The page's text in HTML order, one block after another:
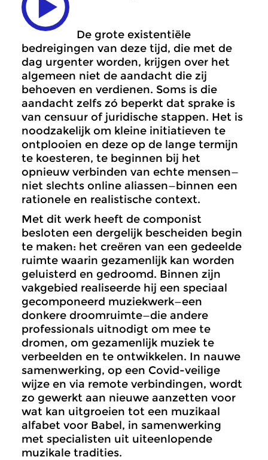
De grote existentiële
bedreigingen van deze tijd, die met de
dag urgenter worden, krijgen over het
algemeen niet de aandacht die zij
behoeven en verdienen. Soms is die
aandacht zelfs zó beperkt dat sprake is
van censuur of juridische stappen. Het is
noodzakelijk om kleine initiatieven te
ontplooien en deze op de lange termijn
te koesteren, te beginnen bij het
opnieuw verbinden van echte mensen—
niet slechts online aliassen—binnen een
rationele en realistische context.
Met dit werk heeft de componist
besloten een dergelijk bescheiden begin
te maken: het creëren van een gedeelde
ruimte waarin gezamenlijk kan worden
geluisterd en gedroomd. Binnen zijn
vakgebied realiseerde hij een speciaal
gecomponeerd muziekwerk—een
donkere droomruimte—die andere
professionals uitnodigt om mee te
dromen, om gezamenlijk muziek te
verbeelden en te ontwikkelen. In nauwe
samenwerking, op een Covid-veilige
wijze en via remote verbindingen, wordt
zo gewerkt aan nieuwe aanzetten voor
wat kan uitgroeien tot een muzikaal
alfabet voor Babel, in samenwerking
met specialisten uit uiteenlopende
muzikale tradities.